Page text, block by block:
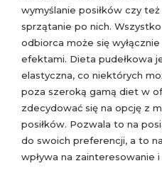
wymyślanie posiłków czy
sprzątanie po nich.
odbiorca może się
efektami. Dieta pudełkowa
elastyczna, co niektórych
poza szeroką gamą diet w
zdecydować się na opcję z
posiłków. Pozwala to na
do swoich preferencji, a to
wpływa na zainteresowanie